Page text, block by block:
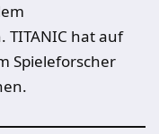
TITANIC hat auf
Spieleforscher